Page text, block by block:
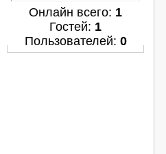
Онлайн всего: 1
Гостей: 1
Пользователей: 0